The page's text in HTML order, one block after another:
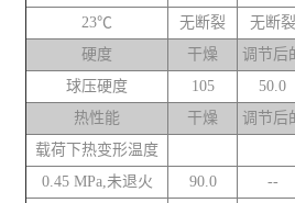
23℃
无断裂
无断裂
硬度
干燥 调节后
球压硬度
105 50.0
热性能
干燥 调节后
载荷下热变形温度
0.45 MPa,未退火
90.0 --